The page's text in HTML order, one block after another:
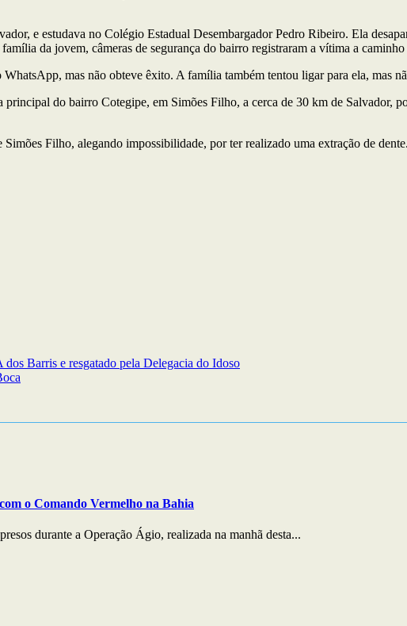
e estudava no Colégio Estadual Desembargador Pedro Ribeiro. Ela
da jovem, câmeras de segurança do bairro registraram a vítima a
mas não obteve êxito. A família também tentou ligar para ela, mas
do bairro Cotegipe, em Simões Filho, a cerca de 30 km de Salvador,
Filho, alegando impossibilidade, por ter realizado uma extração de
Barris e resgatado pela Delegacia do Idoso
o Comando Vermelho na Bahia
durante a Operação Ágio, realizada na manhã desta...